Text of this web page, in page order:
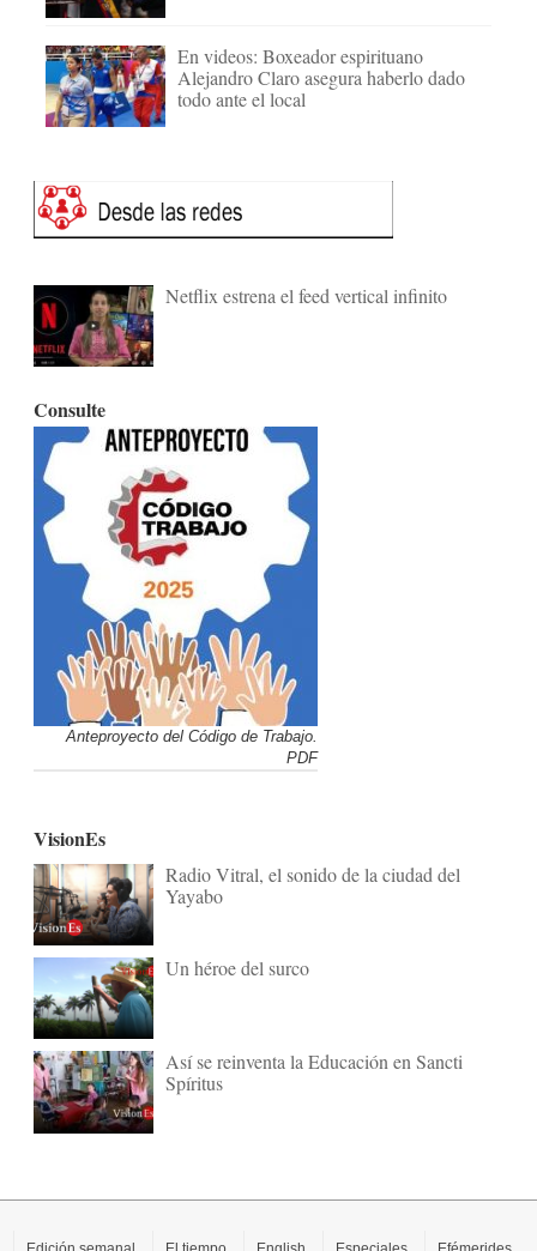
En videos: Boxeador espirituano
Alejandro Claro asegura haberlo dado
todo ante el local
Netflix estrena el feed vertical infinito
Consulte
Anteproyecto del Código de Trabajo.
PDF
VisionEs
Radio Vitral, el sonido de la ciudad del
Yayabo
Un héroe del surco
Así se reinventa la Educación en Sancti
Spíritus